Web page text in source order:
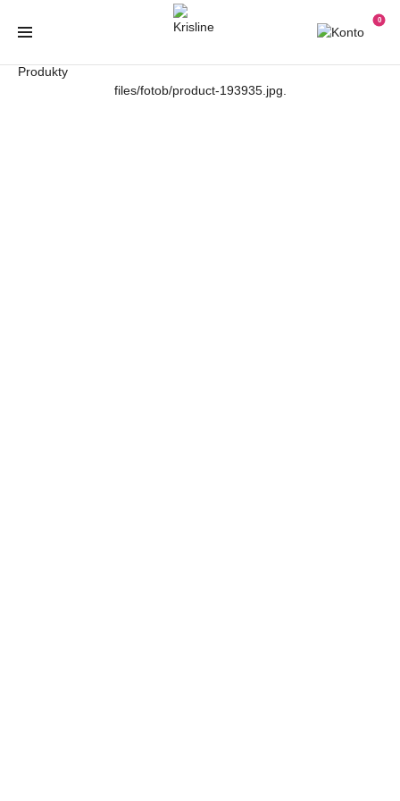
0
Produkty
files/fotob/product-193935.jpg.